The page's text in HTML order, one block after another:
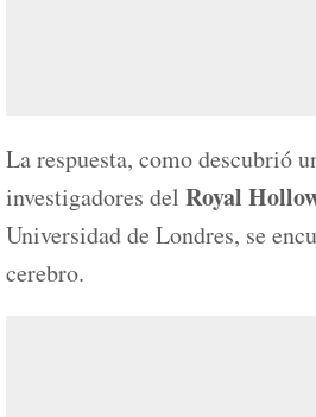
La respuesta, como descubrió
investigadores del Royal
Universidad de Londres, se
cerebro.